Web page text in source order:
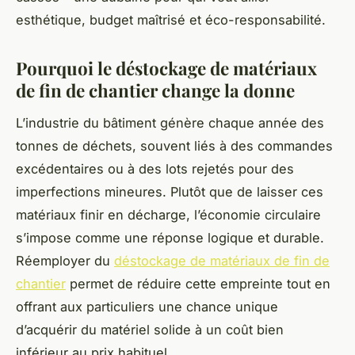
esthétique, budget maîtrisé et éco-responsabilité.
Pourquoi le déstockage de matériaux
de fin de chantier change la donne
L’industrie du bâtiment génère chaque année des
tonnes de déchets, souvent liés à des commandes
excédentaires ou à des lots rejetés pour des
imperfections mineures. Plutôt que de laisser ces
matériaux finir en décharge, l’économie circulaire
s’impose comme une réponse logique et durable.
Réemployer du déstockage de matériaux de fin de
chantier permet de réduire cette empreinte tout en
offrant aux particuliers une chance unique
d’acquérir du matériel solide à un coût bien